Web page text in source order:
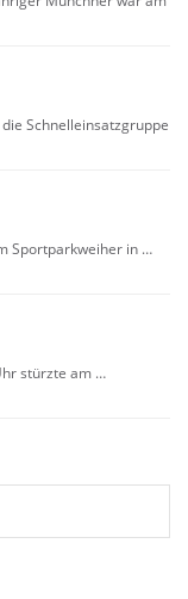
Schnelleinsatzgruppe
Sportparkweiher in …
stürzte am …